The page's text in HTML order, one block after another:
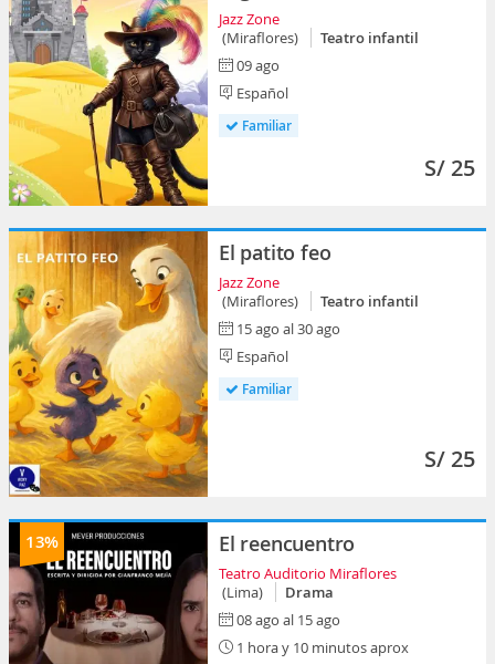
Jazz Zone
(Miraflores)
Teatro infantil
09 ago
Español
Familiar
S/ 25
El patito feo
Jazz Zone
(Miraflores)
Teatro infantil
15 ago al 30 ago
Español
Familiar
S/ 25
13% El reencuentro
Teatro Auditorio Miraflores
(Lima)
Drama
08 ago al 15 ago
1 hora y 10 minutos aprox